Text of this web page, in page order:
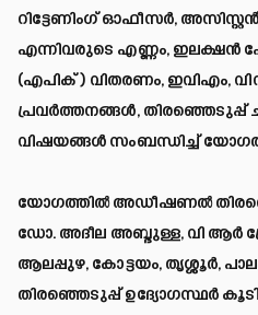
റിട്ടേണിംഗ് ഓഫീസർ,
എന്നിവരുടെ എണ്ണം, ഇലക്ഷൻ
(എപിക് ) വിതരണം, ഇവിഎം,
പ്രവർത്തനങ്ങൾ, തിരഞ്ഞെടുപ്പ്
വിഷയങ്ങൾ സംബന്ധിച്ച്
യോഗത്തിൽ അഡീഷണൽ
ഡോ. അദീല അബ്ദുള്ള, വി ആർ
ആലപ്പുഴ, കോട്ടയം, തൃശ്ശൂർ,
തിരഞ്ഞെടുപ്പ് ഉദ്യോഗസ്ഥർ